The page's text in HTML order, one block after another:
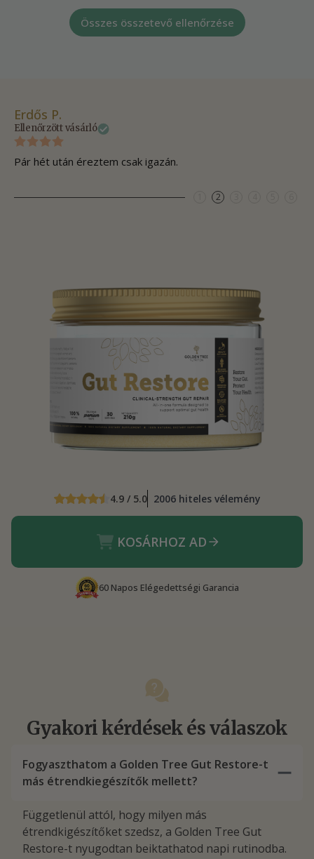
Összes összetevő ellenőrzése
Erdős P.
Ellenőrzött vásárló
Pár hét után éreztem csak igazán.
2
4.9 / 5.0 2006 hiteles vélemény
KOSÁRHOZ AD
60 Napos Elégedettségi Garancia
Gyakori kérdések és válaszok
Fogyaszthatom a Golden Tree Gut Restore-t
más étrendkiegészítők mellett?
Függetlenül attól, hogy milyen más
étrendkigészítőket szedsz, a Golden Tree Gut
Restore-t nyugodtan beiktathatod napi rutinodba.